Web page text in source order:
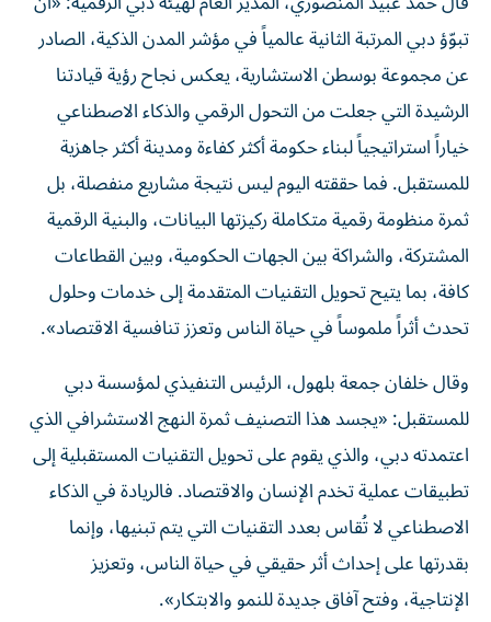
تبوّؤ دبي المرتبة الثانية عالمياً في مؤشر المدن الذكية، الصادر
عن مجموعة بوسطن الاستشارية، يعكس نجاح رؤية قيادتنا
الرشيدة التي جعلت من التحول الرقمي والذكاء الاصطناعي
خياراً استراتيجياً لبناء حكومة أكثر كفاءة ومدينة أكثر جاهزية
للمستقبل. فما حققته اليوم ليس نتيجة مشاريع منفصلة، بل
ثمرة منظومة رقمية متكاملة ركيزتها البيانات، والبنية الرقمية
المشتركة، والشراكة بين الجهات الحكومية، وبين القطاعات
كافة، بما يتيح تحويل التقنيات المتقدمة إلى خدمات وحلول
تحدث أثراً ملموساً في حياة الناس وتعزز تنافسية الاقتصاد».
وقال خلفان جمعة بلهول، الرئيس التنفيذي لمؤسسة دبي
للمستقبل: «يجسد هذا التصنيف ثمرة النهج الاستشرافي الذي
اعتمدته دبي، والذي يقوم على تحويل التقنيات المستقبلية إلى
تطبيقات عملية تخدم الإنسان والاقتصاد. فالريادة في الذكاء
الاصطناعي لا تُقاس بعدد التقنيات التي يتم تبنيها، وإنما
بقدرتها على إحداث أثر حقيقي في حياة الناس، وتعزيز
الإنتاجية، وفتح آفاق جديدة للنمو والابتكار».